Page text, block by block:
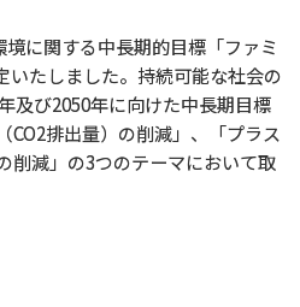
に関する中長期的目標「ファミ
いたしました。持続可能な社会の
及び2050年に向けた中長期目標
CO2排出量）の削減」、「プラス
削減」の3つのテーマにおいて取